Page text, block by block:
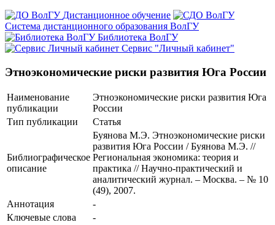
Дистанционное обучение
Система дистанционного образования ВолГУ
Библиотека ВолГУ
Сервис "Личный кабинет"
Этноэкономические риски развития Юга России
Наименование
публикации
Этноэкономические риски развития Юга
России
Тип публикации
Статья
Библиографическое
описание
Буянова М.Э. Этноэкономические риски
развития Юга России / Буянова М.Э. //
Региональная экономика: теория и
практика // Научно-практический и
аналитический журнал. – Москва. – № 10
(49), 2007.
Аннотация
-
Ключевые cлова
-